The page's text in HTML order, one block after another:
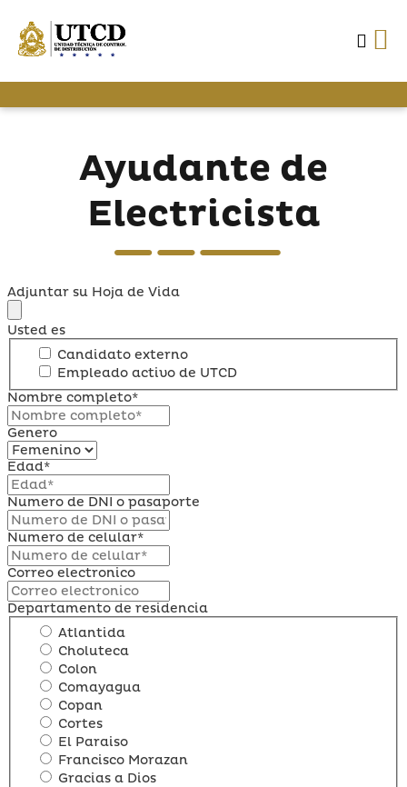
Ayudante de
Electricista
Adjuntar su Hoja de Vida
Usted es
Candidato externo
Empleado activo de UTCD
Nombre completo*
Genero
Edad*
Numero de DNI o pasaporte
Numero de celular*
Correo electronico
Departamento de residencia
Atlantida
Choluteca
Colon
Comayagua
Copan
Cortes
El Paraiso
Francisco Morazan
Gracias a Dios